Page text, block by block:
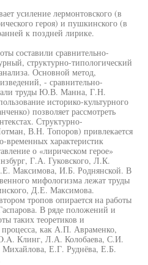
усиление лермонтовского (в
героя) и пушкинского (в
к поздней лирике.
составили сравнительно-
структурно-типологический
Основной метод,
- сравнительно-
труды Ю.В. Манна, Г.Н.
историко-культурного
позволяет рассмотреть
Структурно-
В.Н. Топоров) привлекается
временных характеристик
о «лирическом герое»
Г.А. Гуковского, Л.К.
Максимова, И.Б. Роднянской. В
мифологизма лежат труды
Д.Е. Максимова.
тропов опирается на работы
В ряде положений и
таких теоретиков и
процесса, как А.П. Авраменко,
Клинг, Л.А. Колобаева, С.И.
Е.Г. Руднёва, Е.Б.